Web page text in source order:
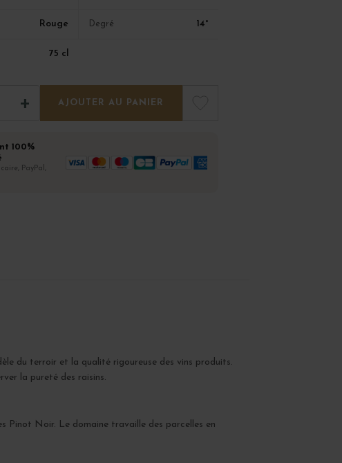
Rouge Degré 14°
75 cl
AJOUTER AU PANIER
100%
PayPal,
du terroir et la qualité rigoureuse des vins produits.
la pureté des raisins.
Pinot Noir. Le domaine travaille des parcelles en